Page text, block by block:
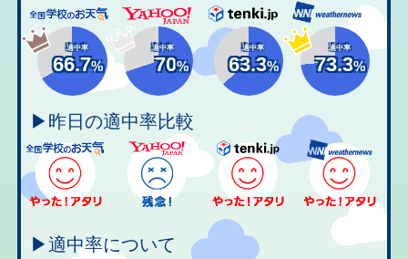
適中率
66.7%
適中率
70%
適中率
63.3%
適中率
73.3%
▶昨日の適中率比較
▶適中率について